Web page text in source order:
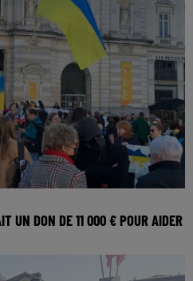
UN DON DE 11 000 € POUR AIDER